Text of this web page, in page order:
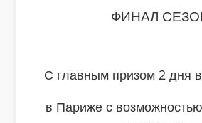
ФИНАЛ
С главным призом 2 дня
в Париже с